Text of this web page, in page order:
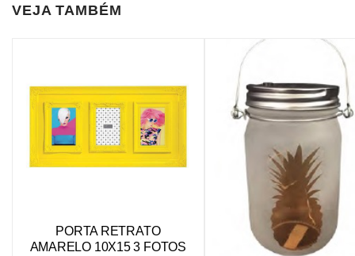
VEJA TAMBÉM
PORTA RETRATO
AMARELO 10X15 3 FOTOS